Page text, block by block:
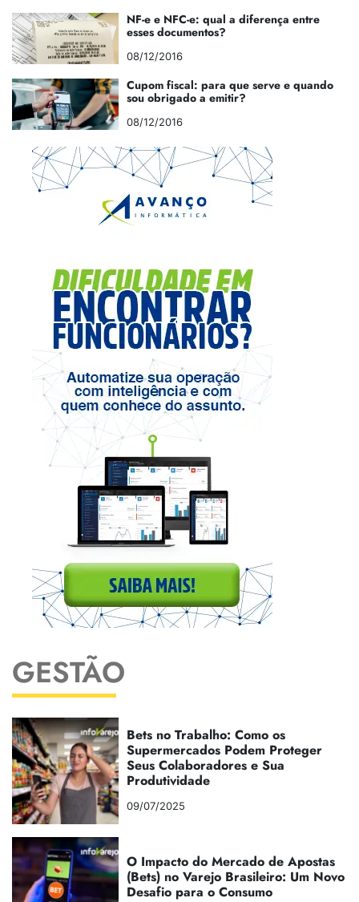
NF-e e NFC-e: qual a diferença entre
esses documentos?
08/12/2016
Cupom fiscal: para que serve e quando
sou obrigado a emitir?
08/12/2016
GESTÃO
Bets no Trabalho: Como os
Supermercados Podem Proteger
Seus Colaboradores e Sua
Produtividade
09/07/2025
O Impacto do Mercado de Apostas
(Bets) no Varejo Brasileiro: Um Novo
Desafio para o Consumo